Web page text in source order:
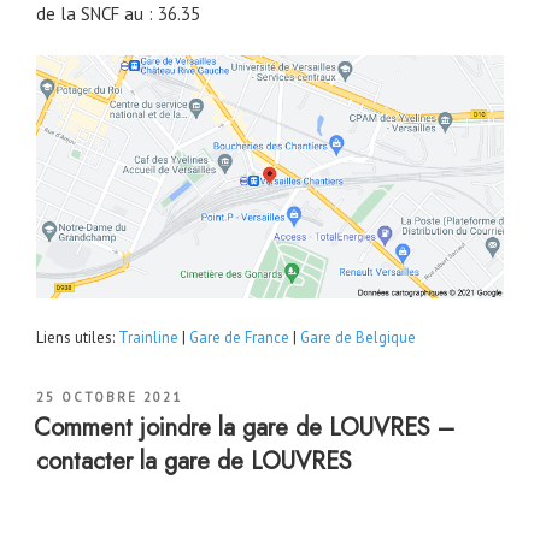
de la SNCF au : 36.35
Liens utiles: Trainline | Gare de France | Gare de Belgique
PUBLIÉ
LE
25 OCTOBRE 2021
Comment joindre la gare de LOUVRES –
contacter la gare de LOUVRES